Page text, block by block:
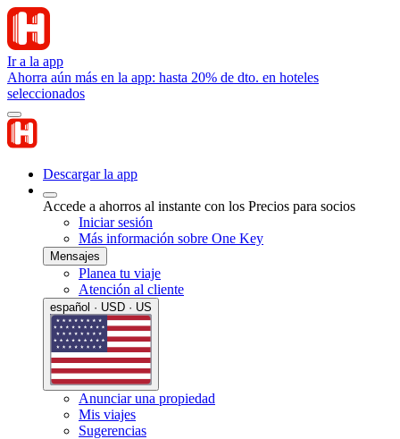
Ir a la app
Ahorra aún más en la app: hasta 20% de dto. en hoteles
seleccionados
Descargar la app
Accede a ahorros al instante con los Precios para socios
Iniciar sesión
Más información sobre One Key
Mensajes
Planea tu viaje
Atención al cliente
español · USD · US
Anunciar una propiedad
Mis viajes
Sugerencias